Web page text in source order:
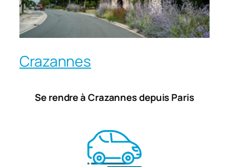
Crazannes
Se rendre à Crazannes depuis Paris